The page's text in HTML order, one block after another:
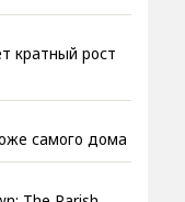
кратный рост
самого дома